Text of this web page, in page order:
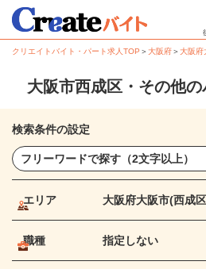
クリエイトバイト・パート求人TOP ＞大阪府＞大阪府
大阪市西成区・その他
検索条件の設定
エリア 大阪府大阪市(西成
職種 指定しない